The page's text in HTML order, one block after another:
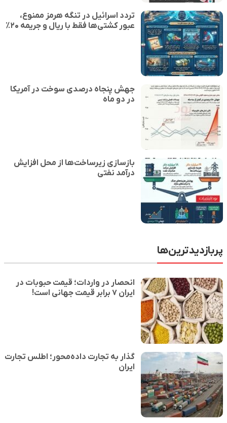
تردد اسرائیل در تنگه هرمز ممنوع،
عبور کشتی‌ها فقط با ریال و جریمه ۲۰٪
جهش پنجاه درصدی سوخت در آمریکا
در دو ماه
بازسازی زیرساخت‌ها از محل افزایش
درآمد نفتی
پربازدیدترین‌ها
انحصار در واردات؛ قیمت حبوبات در
ایران ۷ برابر قیمت جهانی است!
گذار به تجارت داده‌محور؛ اطلس تجارت
ایران